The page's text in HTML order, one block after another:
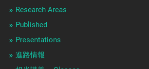
Research Areas
Published
Presentations
進路情報